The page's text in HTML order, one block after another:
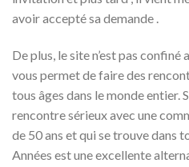
avoir accepté sa demande .
De plus, le site n’est pas
vous permet de faire des
tous âges dans le monde entier.
rencontre sérieux avec une
de 50 ans et qui se trouve dans
Années est une excellente